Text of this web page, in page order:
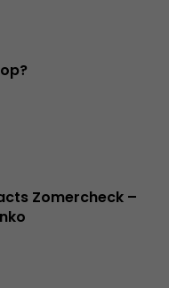
Zomercheck –